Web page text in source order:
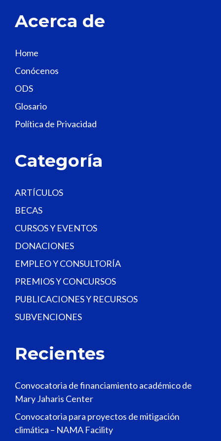
h
f
i
e
d
b
n
.
Acerca de
Home
Conócenos
ODS
Glosario
Política de Privacidad
Categoría
ARTÍCULOS
BECAS
CURSOS Y EVENTOS
DONACIONES
EMPLEO Y CONSULTORÍA
PREMIOS Y CONCURSOS
PUBLICACIONES Y RECURSOS
SUBVENCIONES
Recientes
Convocatoria de financiamiento académico de
Mary Jaharis Center
Convocatoria para proyectos de mitigación
climática – NAMA Facility